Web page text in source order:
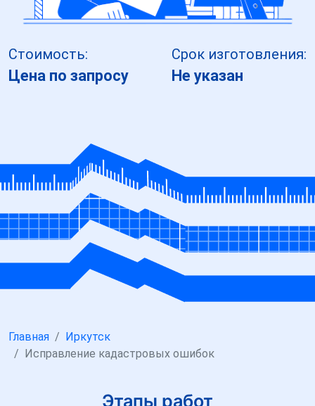
Стоимость:
Цена по запросу
Срок изготовления:
Не указан
Главная
Иркутск
Исправление кадастровых ошибок
Этапы работ